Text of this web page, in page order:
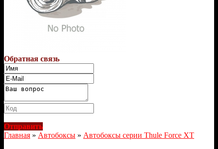
Обратная связь
Отправить
Главная » Автобоксы » Автобоксы серии Thule Force XT